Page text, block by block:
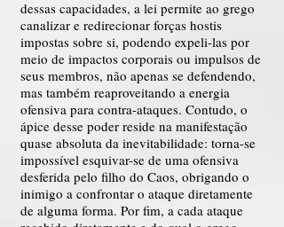
dessas capacidades, a lei permite ao grego
canalizar e redirecionar forças hostis
impostas sobre si, podendo expeli-las por
meio de impactos corporais ou impulsos de
seus membros, não apenas se defendendo,
mas também reaproveitando a energia
ofensiva para contra-ataques. Contudo, o
ápice desse poder reside na manifestação
quase absoluta da inevitabilidade: torna-se
impossível esquivar-se de uma ofensiva
desferida pelo filho do Caos, obrigando o
inimigo a confrontar o ataque diretamente
de alguma forma. Por fim, a cada ataque